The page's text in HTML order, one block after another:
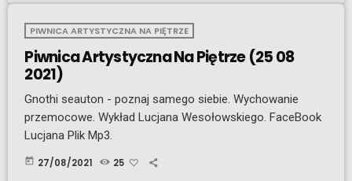
PIWNICA ARTYSTYCZNA NA PIĘTRZE
Piwnica Artystyczna Na Piętrze (25 08
2021)
Gnothi seauton - poznaj samego siebie. Wychowanie
przemocowe. Wykład Lucjana Wesołowskiego. FaceBook
Lucjana Plik Mp3.
today 27/08/2021 25